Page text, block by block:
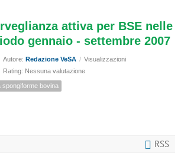
attiva per BSE nelle
gennaio - settembre 2007
Autore: Redazione VeSA / Visualizzazioni
Rating: Nessuna valutazione
spongiforme bovina
RSS